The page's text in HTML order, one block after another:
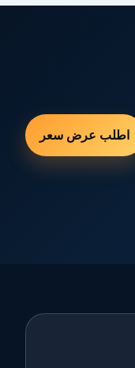
اطلب عرض سعر